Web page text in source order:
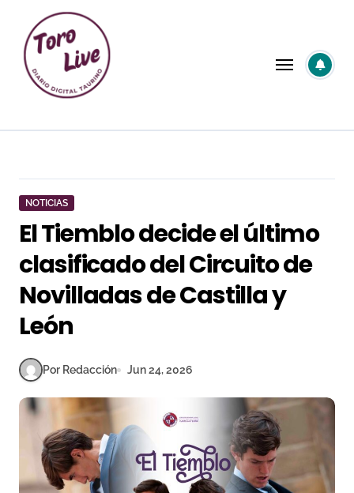
contenido
NOTICIAS
El Tiemblo decide el último
clasificado del Circuito de
Novilladas de Castilla y
León
Por Redacción Jun 24, 2026